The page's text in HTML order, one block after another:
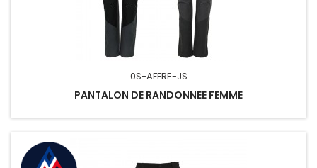
0S-AFFRE-JS
PANTALON DE RANDONNEE FEMME